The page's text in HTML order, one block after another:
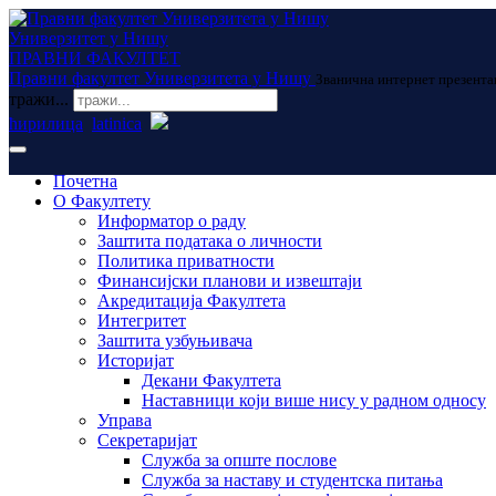
Универзитет у Нишу
ПРАВНИ ФАКУЛТЕТ
Правни факултет Универзитета у Нишу Званична интернет
тражи...
ћирилица latinica
Почетна
О Факултету
Информатор о раду
Заштита података о личности
Политика приватности
Финансијски планови и извештаји
Акредитација Факултета
Интегритет
Заштита узбуњивача
Историјат
Декани Факултета
Наставници који више нису у радном односу
Управа
Секретаријат
Служба за опште послове
Служба за наставу и студентска питања